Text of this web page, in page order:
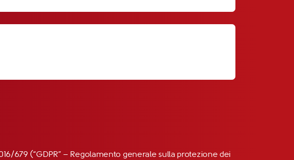
679 (“GDPR” – Regolamento generale sulla protezione dei